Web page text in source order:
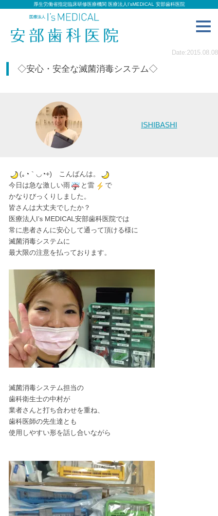
厚生労働省指定臨床研修医療機関 医療法人I’sMEDICAL 安部歯科医院
Date:2015.08.08
◇安心・安全な滅菌消毒システム◇
ISHIBASHI
(｡◔｀◡◔+)ゞこんばんは。
今日は急な激しい雨
と雷
で
かなりびっくりしました。
皆さんは大丈夫でしたか？
医療法人I’s MEDICAL安部歯科医院では
常に患者さんに安心して通って頂ける様に
滅菌消毒システムに
最大限の注意を払っております。
滅菌消毒システム担当の
歯科衛生士の中村が
業者さんと打ち合わせを重ね、
歯科医師の先生達とも
使用しやすい形を話し合いながら